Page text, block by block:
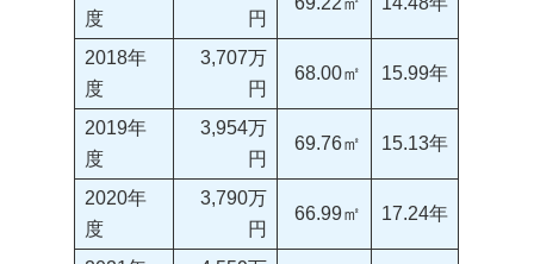
度
円
2018年
度
3,707万
円
68.00㎡ 15.99年
2019年
度
3,954万
円
69.76㎡ 15.13年
2020年
度
3,790万
円
66.99㎡ 17.24年